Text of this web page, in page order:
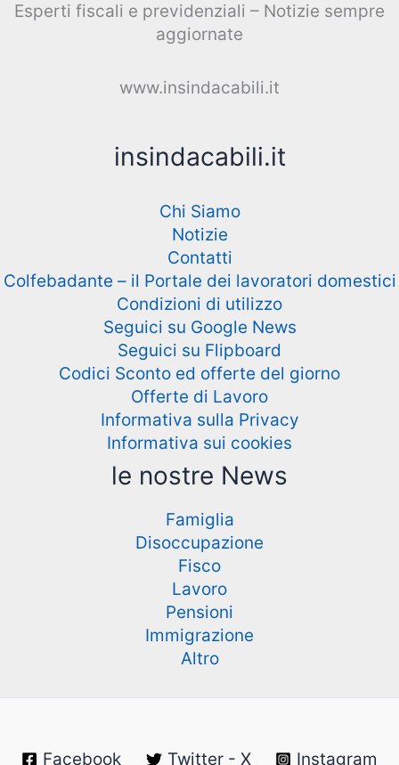
Esperti fiscali e previdenziali – Notizie sempre
aggiornate
www.insindacabili.it
insindacabili.it
Chi Siamo
Notizie
Contatti
Colfebadante – il Portale dei lavoratori domestici
Condizioni di utilizzo
Seguici su Google News
Seguici su Flipboard
Codici Sconto ed offerte del giorno
Offerte di Lavoro
Informativa sulla Privacy
Informativa sui cookies
le nostre News
Famiglia
Disoccupazione
Fisco
Lavoro
Pensioni
Immigrazione
Altro
Facebook Twitter - X Instagram